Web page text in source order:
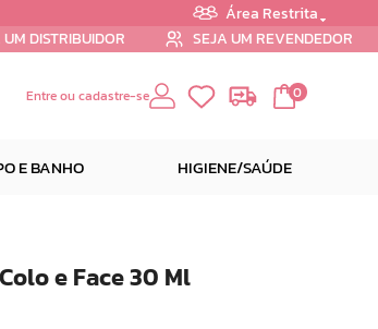
Área Restrita
DISTRIBUIDOR SEJA UM REVENDEDOR
Entre ou cadastre-se 0
E BANHO HIGIENE/SAÚDE
e Face 30 Ml